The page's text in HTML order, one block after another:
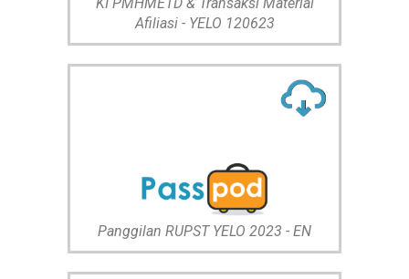
Afiliasi - YELO 120623
Panggilan RUPST YELO 2023 - EN